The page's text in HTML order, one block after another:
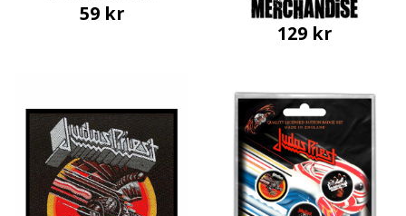
59 kr
129 kr